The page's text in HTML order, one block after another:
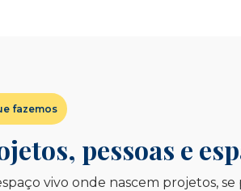
fazemos
pessoas e
vivo onde nascem projetos,